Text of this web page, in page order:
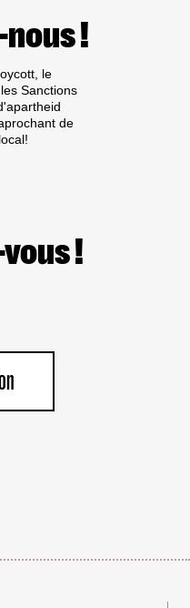
nous !
le
Sanctions
de
!